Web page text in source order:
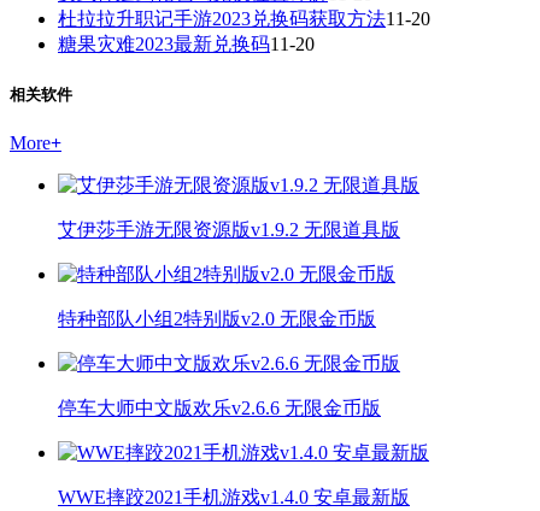
杜拉拉升职记手游2023兑换码获取方法11-20
糖果灾难2023最新兑换码11-20
相关软件
More+
艾伊莎手游无限资源版v1.9.2 无限道具版
特种部队小组2特别版v2.0 无限金币版
停车大师中文版欢乐v2.6.6 无限金币版
WWE摔跤2021手机游戏v1.4.0 安卓最新版